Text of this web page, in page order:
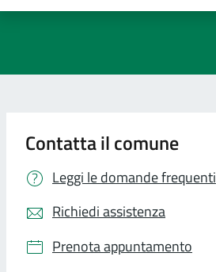
Contatta il comune
Leggi le domande frequenti
Richiedi assistenza
Prenota appuntamento